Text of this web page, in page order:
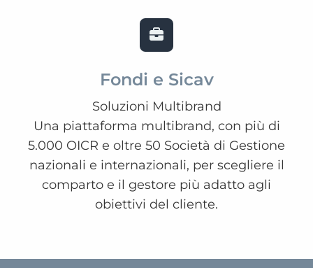
Fondi e Sicav
Soluzioni Multibrand
Una piattaforma multibrand, con più di
5.000 OICR e oltre 50 Società di Gestione
nazionali e internazionali, per scegliere il
comparto e il gestore più adatto agli
obiettivi del cliente.